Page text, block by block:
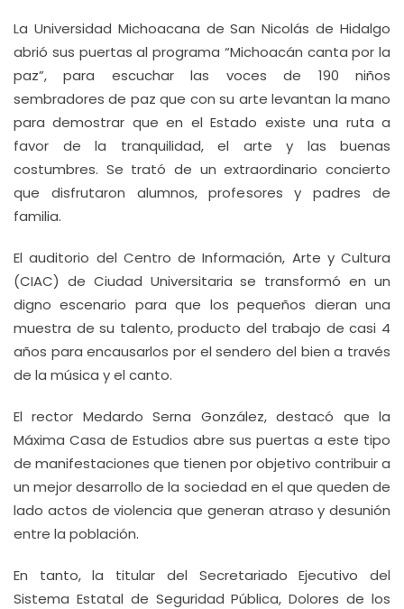
La Universidad Michoacana de San Nicolás de Hidalgo
abrió sus puertas al programa “Michoacán canta por la
paz”, para escuchar las voces de 190 niños
sembradores de paz que con su arte levantan la mano
para demostrar que en el Estado existe una ruta a
favor de la tranquilidad, el arte y las buenas
costumbres. Se trató de un extraordinario concierto
que disfrutaron alumnos, profesores y padres de
familia.
El auditorio del Centro de Información, Arte y Cultura
(CIAC) de Ciudad Universitaria se transformó en un
digno escenario para que los pequeños dieran una
muestra de su talento, producto del trabajo de casi 4
años para encausarlos por el sendero del bien a través
de la música y el canto.
El rector Medardo Serna González, destacó que la
Máxima Casa de Estudios abre sus puertas a este tipo
de manifestaciones que tienen por objetivo contribuir a
un mejor desarrollo de la sociedad en el que queden de
lado actos de violencia que generan atraso y desunión
entre la población.
En tanto, la titular del Secretariado Ejecutivo del
Sistema Estatal de Seguridad Pública, Dolores de los